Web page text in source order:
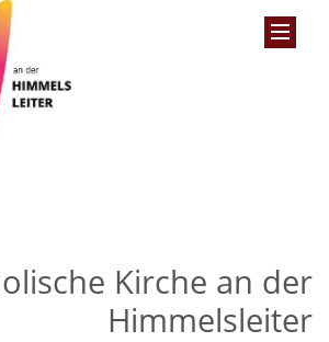
Kirche an der
Himmelsleiter